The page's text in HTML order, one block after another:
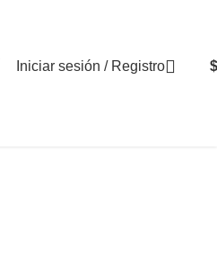
Iniciar sesión / Registro $